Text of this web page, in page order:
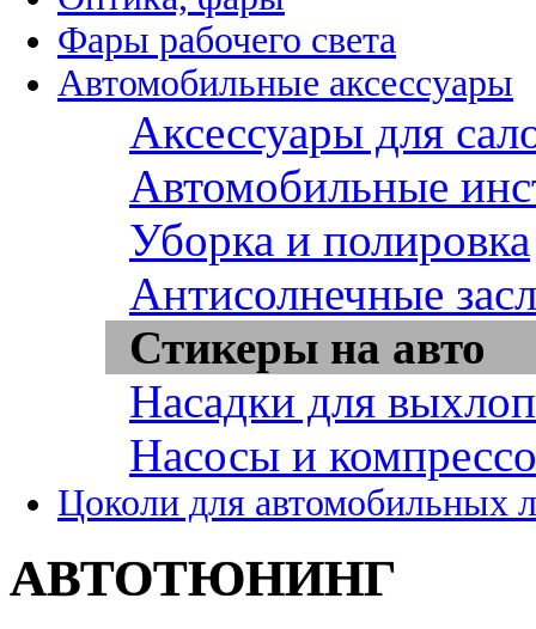
Фары рабочего света
Автомобильные аксессуары
Аксессуары для
Автомобильные
Уборка и полировка
Антисолнечные
Стикеры на авто
Насадки для
Насосы и
Цоколи для автомобильных
АВТОТЮНИНГ